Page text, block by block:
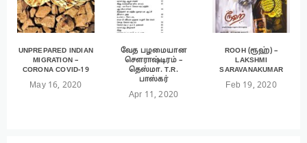
UNPREPARED INDIAN
MIGRATION –
CORONA COVID-19
May 16, 2020
வேத பழமையான
சௌராஷ்டிரம் –
தெஸ்மா. T.R.
பாஸ்கர்
Apr 11, 2020
ROOH (ரூஹ்) –
LAKSHMI
SARAVANAKUMAR
Feb 19, 2020